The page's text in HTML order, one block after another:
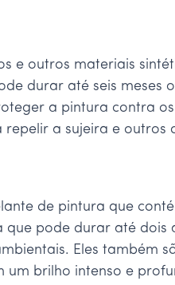
e outros materiais
durar até seis meses
a pintura contra
a sujeira e outros
de pintura que
pode durar até dois
Eles também
um brilho intenso e